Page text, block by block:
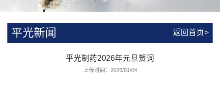
平光新闻 返回首页>
平光制药2026年元旦贺词
上传时间：2026/01/04